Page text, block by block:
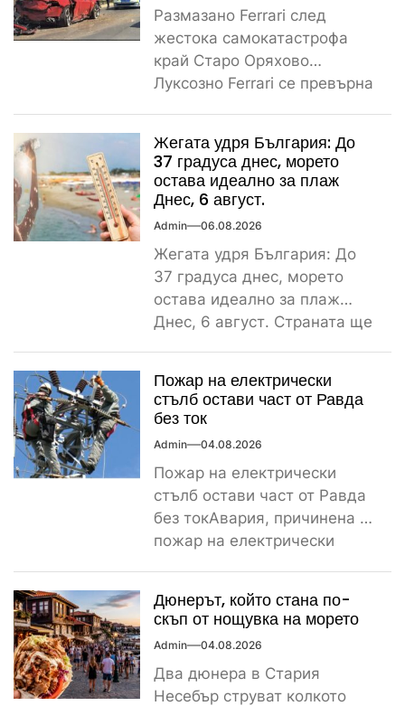
Размазано Ferrari след
жестока самокатастрофа
край Старо Оряхово
Луксозно Ferrari се превърна
сутрин...
Жегата удря България: До
37 градуса днес, морето
остава идеално за плаж
Днес, 6 август.
Admin 06.08.2026
Жегата удря България: До
37 градуса днес, морето
остава идеално за плаж
Днес, 6 август. Страната ще
Пожар на електрически
стълб остави част от Равда
без ток
Admin 04.08.2026
Пожар на електрически
стълб остави част от Равда
без токАвария, причинена от
пожар на електрически
Дюнерът, който стана по-
скъп от нощувка на морето
Admin 04.08.2026
Два дюнера в Стария
Несебър струват колкото